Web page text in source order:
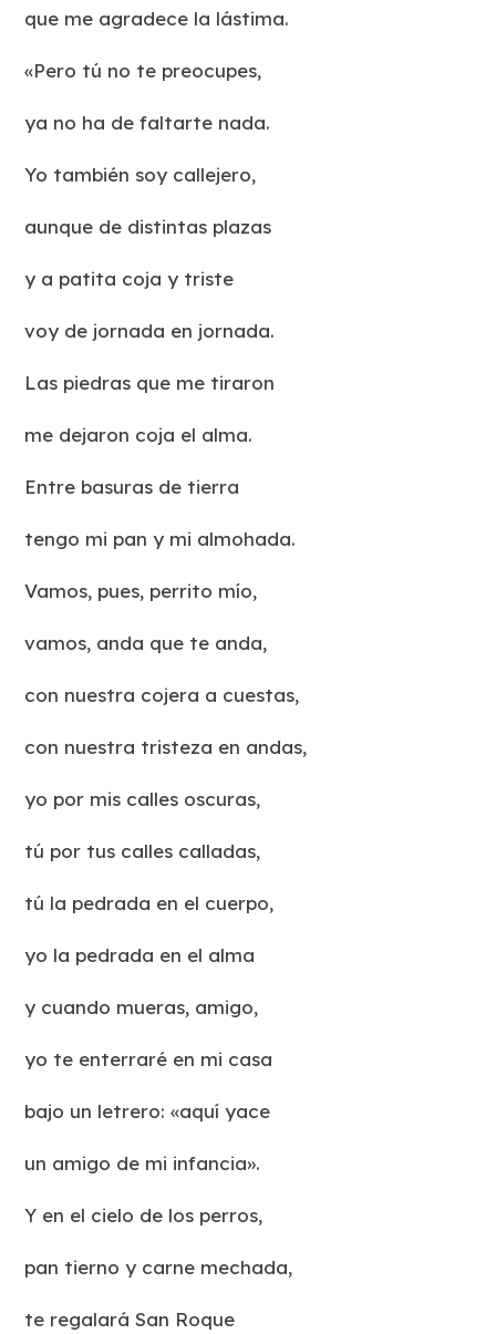
que me agradece la lástima.
«Pero tú no te preocupes,
ya no ha de faltarte nada.
Yo también soy callejero,
aunque de distintas plazas
y a patita coja y triste
voy de jornada en jornada.
Las piedras que me tiraron
me dejaron coja el alma.
Entre basuras de tierra
tengo mi pan y mi almohada.
Vamos, pues, perrito mío,
vamos, anda que te anda,
con nuestra cojera a cuestas,
con nuestra tristeza en andas,
yo por mis calles oscuras,
tú por tus calles calladas,
tú la pedrada en el cuerpo,
yo la pedrada en el alma
y cuando mueras, amigo,
yo te enterraré en mi casa
bajo un letrero: «aquí yace
un amigo de mi infancia».
Y en el cielo de los perros,
pan tierno y carne mechada,
te regalará San Roque